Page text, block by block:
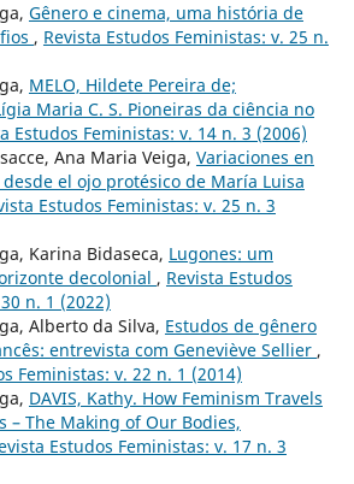
Gênero e cinema, uma história de
, Revista Estudos Feministas: v. 25 n.
MELO, Hildete Pereira de;
Maria C. S. Pioneiras da ciência no
Estudos Feministas: v. 14 n. 3 (2006)
Ana Maria Veiga, Variaciones en
el ojo protésico de María Luisa
Estudos Feministas: v. 25 n. 3
Karina Bidaseca, Lugones: um
decolonial , Revista Estudos
n. 1 (2022)
Alberto da Silva, Estudos de gênero
entrevista com Geneviève Sellier ,
Feministas: v. 22 n. 1 (2014)
DAVIS, Kathy. How Feminism Travels
– The Making of Our Bodies,
Estudos Feministas: v. 17 n. 3